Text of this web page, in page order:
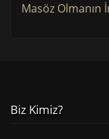
Masöz Olmanın
Biz Kimiz?